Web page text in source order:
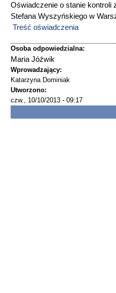
Oświadczenie o stanie kontroli
Stefana Wyszyńskiego w
Treść oświadczenia
Osoba odpowiedzialna:
Maria Jóźwik
Wprowadzający:
Katarzyna Dominiak
Utworzono:
czw., 10/10/2013 - 09:17